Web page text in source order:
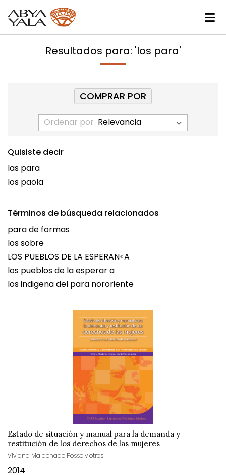
Resultados para: 'los para'
Ordenar por
Quisiste decir
las para
los paola
Términos de búsqueda relacionados
para de formas
los sobre
LOS PUEBLOS DE LA ESPERAN<A
los pueblos de la esperar a
los indigena del para nororiente
Estado de situación y manual para la demanda y
restitución de los derechos de las mujeres
Viviana Maldonado Posso y otros
2014
COMPRAR POR